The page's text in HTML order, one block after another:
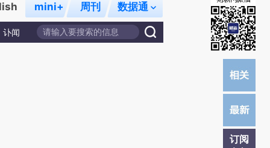
mini+ 周刊 数据通
讣闻
订阅